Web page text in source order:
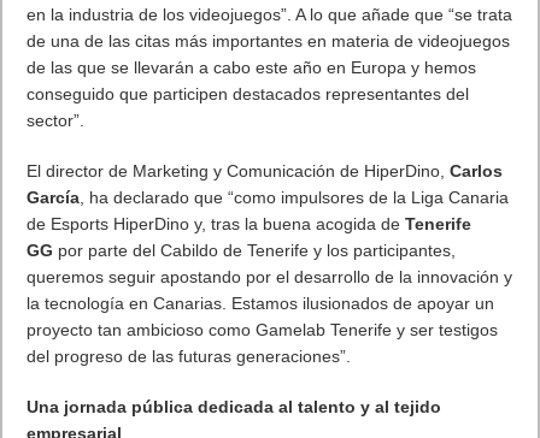
en la industria de los videojuegos”. A lo que añade que “se trata
de una de las citas más importantes en materia de videojuegos
de las que se llevarán a cabo este año en Europa y hemos
conseguido que participen destacados representantes del
sector”.
El director de Marketing y Comunicación de HiperDino,Carlos
García, ha declarado que “como impulsores de la Liga Canaria
de Esports HiperDino y, tras la buena acogida deTenerife
GG por parte del Cabildo de Tenerife y los participantes,
queremos seguir apostando por el desarrollo de la innovación y
la tecnología en Canarias. Estamos ilusionados de apoyar un
proyecto tan ambicioso como Gamelab Tenerife y ser testigos
del progreso de las futuras generaciones”.
Una jornada pública dedicada al talento y al tejido
empresarial